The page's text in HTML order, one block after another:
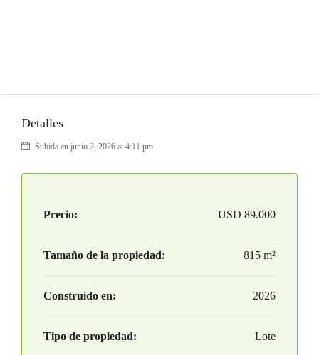
Detalles
Subida en junio 2, 2026 at 4:11 pm
Precio: USD 89.000
Tamaño de la propiedad: 815 m²
Construido en: 2026
Tipo de propiedad: Lote